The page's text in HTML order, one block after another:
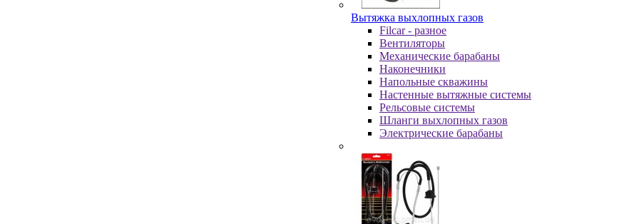
Вытяжка выхлопных газов
Filcar - разное
Вентиляторы
Механические барабаны
Наконечники
Напольные скважины
Настенные вытяжные системы
Рельсовые системы
Шланги выхлопных газов
Электрические барабаны